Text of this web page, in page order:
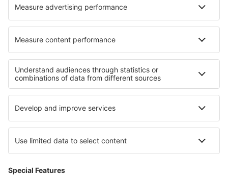
KLM
O eSky
Všeobecné podmínky
Moje rezervace
Politika ochrany soukromí
Podpora a kontakt